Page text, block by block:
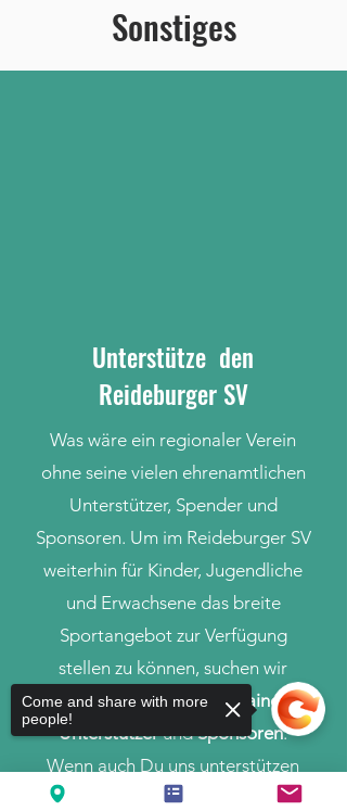
Sonstiges
Unterstütze den
Reideburger SV
Was wäre ein regionaler Verein
ohne seine vielen ehrenamtlichen
Unterstützer, Spender und
Sponsoren. Um im Reideburger SV
weiterhin für Kinder, Jugendliche
und Erwachsene das breite
Sportangebot zur Verfügung
stellen zu können, suchen wir
ehrenamtliche Helfer
,Trainer,
UnterstützerundSponsoren.
Wenn auch Du uns unterstützen
möchtest, kontaktiere uns über
Come and share with more
people!